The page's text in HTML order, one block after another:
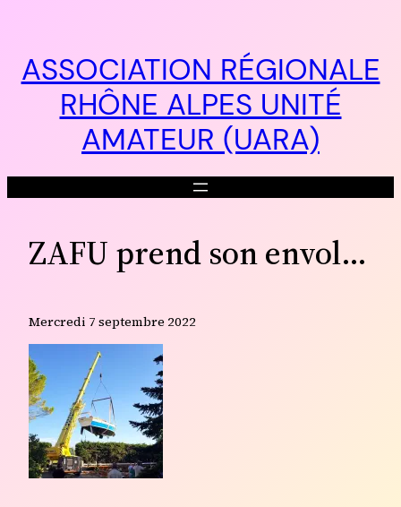
contenu
ASSOCIATION RÉGIONALE
RHÔNE ALPES UNITÉ
AMATEUR (UARA)
ZAFU prend son envol…
Mercredi 7 septembre 2022